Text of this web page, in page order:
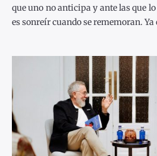
que uno no anticipa y ante las que
es sonreír cuando se rememoran.